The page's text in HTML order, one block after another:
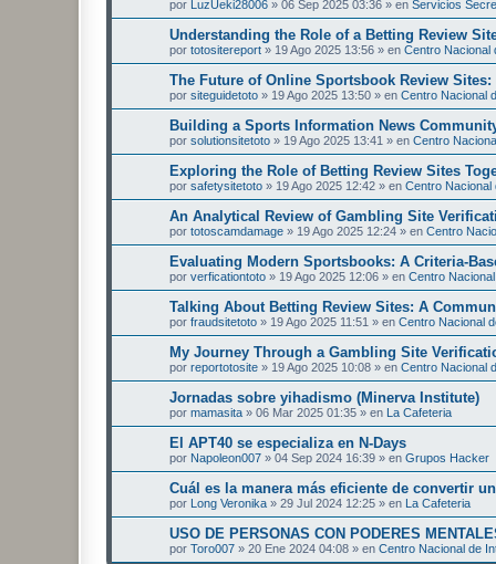
por LuzUeki28006 » 06 Sep 2025 03:36 » en Servicios
Understanding the Role of a Betting Review
por totositereport » 19 Ago 2025 13:56 » en Centro Nacional
The Future of Online Sportsbook Review
por siteguidetoto » 19 Ago 2025 13:50 » en Centro Nacional
Building a Sports Information News
por solutionsitetoto » 19 Ago 2025 13:41 » en Centro
Exploring the Role of Betting Review Sites
por safetysitetoto » 19 Ago 2025 12:42 » en Centro Nacional
An Analytical Review of Gambling Site
por totoscamdamage » 19 Ago 2025 12:24 » en Centro
Evaluating Modern Sportsbooks: A Criteria-
por verficationtoto » 19 Ago 2025 12:06 » en Centro
Talking About Betting Review Sites: A
por fraudsitetoto » 19 Ago 2025 11:51 » en Centro Nacional
My Journey Through a Gambling Site
por reportotosite » 19 Ago 2025 10:08 » en Centro Nacional
Jornadas sobre yihadismo (Minerva Institute)
por mamasita » 06 Mar 2025 01:35 » en La Cafeteria
El APT40 se especializa en N-Days
por Napoleon007 » 04 Sep 2024 16:39 » en Grupos Hacker
Cuál es la manera más eficiente de convertir
por Long Veronika » 29 Jul 2024 12:25 » en La Cafeteria
USO DE PERSONAS CON PODERES
por Toro007 » 20 Ene 2024 04:08 » en Centro Nacional de